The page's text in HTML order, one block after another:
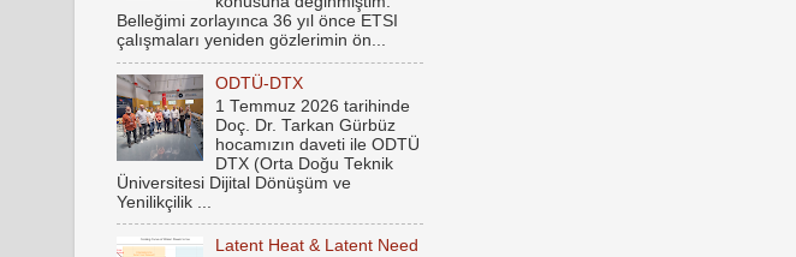
Belleğimi zorlayınca 36 yıl önce ETSI
çalışmaları yeniden gözlerimin ön...
ODTÜ-DTX
1 Temmuz 2026 tarihinde
Doç. Dr. Tarkan Gürbüz
hocamızın daveti ile ODTÜ
DTX (Orta Doğu Teknik
Üniversitesi Dijital Dönüşüm ve
Yenilikçilik ...
Latent Heat & Latent Need